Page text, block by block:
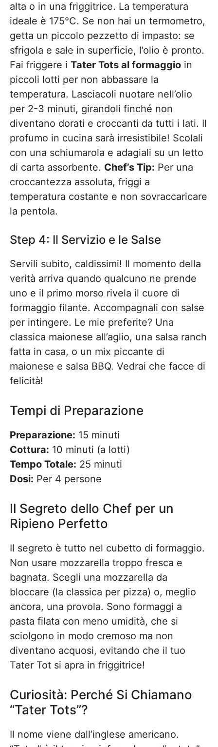
alta o in una friggitrice. La temperatura
ideale è 175°C. Se non hai un termometro,
getta un piccolo pezzetto di impasto: se
sfrigola e sale in superficie, l’olio è pronto.
Fai friggere i Tater Tots al formaggio in
piccoli lotti per non abbassare la
temperatura. Lasciacoli nuotare nell’olio
per 2-3 minuti, girandoli finché non
diventano dorati e croccanti da tutti i lati. Il
profumo in cucina sarà irresistibile! Scolali
con una schiumarola e adagiali su un letto
di carta assorbente. Chef’s Tip: Per una
croccantezza assoluta, friggi a
temperatura costante e non sovraccaricare
la pentola.
Step 4: Il Servizio e le Salse
Servili subito, caldissimi! Il momento della
verità arriva quando qualcuno ne prende
uno e il primo morso rivela il cuore di
formaggio filante. Accompagnali con salse
per intingere. Le mie preferite? Una
classica maionese all’aglio, una salsa ranch
fatta in casa, o un mix piccante di
maionese e salsa BBQ. Vedrai che facce di
felicità!
Tempi di Preparazione
Preparazione: 15 minuti
Cottura: 10 minuti (a lotti)
Tempo Totale: 25 minuti
Dosi: Per 4 persone
Il Segreto dello Chef per un
Ripieno Perfetto
Il segreto è tutto nel cubetto di formaggio.
Non usare mozzarella troppo fresca e
bagnata. Scegli una mozzarella da
bloccare (la classica per pizza) o, meglio
ancora, una provola. Sono formaggi a
pasta filata con meno umidità, che si
sciolgono in modo cremoso ma non
diventano acquosi, evitando che il tuo
Tater Tot si apra in friggitrice!
Curiosità: Perché Si Chiamano
“Tater Tots”?
Il nome viene dall’inglese americano.